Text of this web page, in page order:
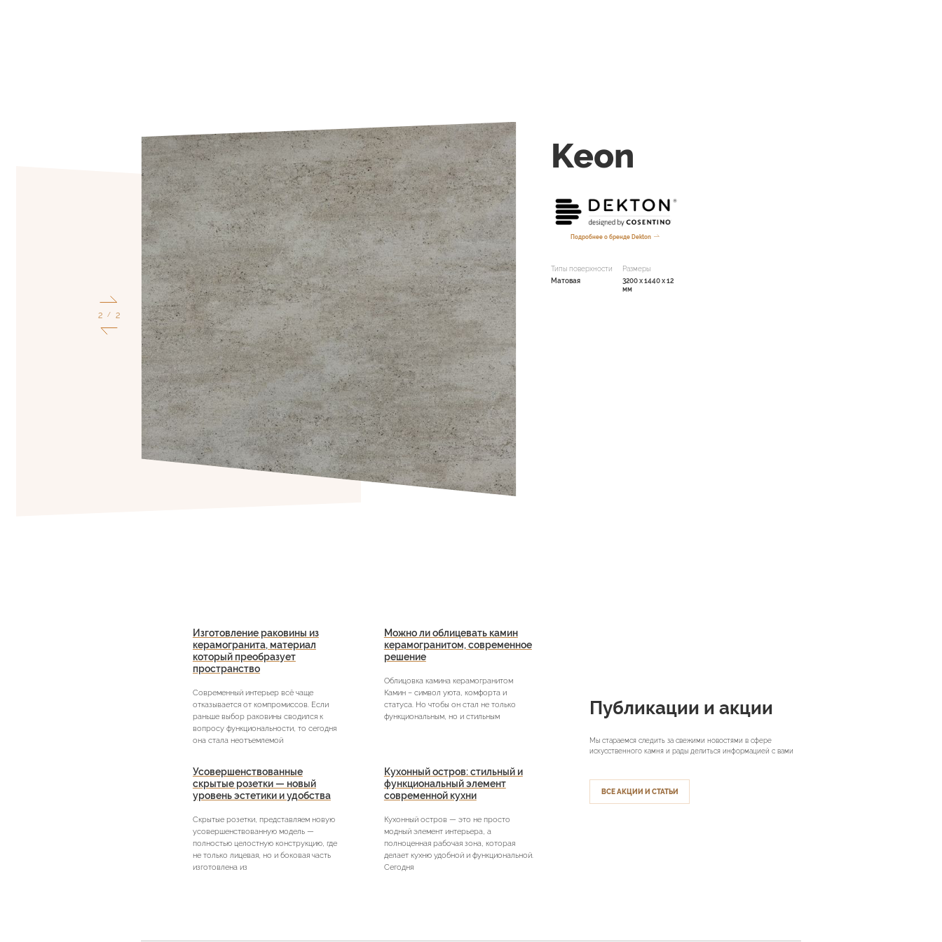
1 / 2
Keon
Подробнее о бренде Dekton
Типы поверхности
Матовая
Размеры
3200 x 1440 x 12
мм
Публикации и акции
Мы стараемся следить за свежими новостями в сфере
искусственного камня и рады делиться информацией с вами
ВСЕ АКЦИИ И СТАТЬИ
Изготовление раковины из
керамогранита, материал
который преобразует
пространство
Современный интерьер всё чаще
отказывается от компромиссов. Если
раньше выбор раковины сводился к
вопросу функциональности, то сегодня
она стала неотъемлемой
Можно ли облицевать камин
керамогранитом, современное
решение
Облицовка камина керамогранитом
Камин – символ уюта, комфорта и
статуса. Но чтобы он стал не только
функциональным, но и стильным
Усовершенствованные
скрытые розетки — новый
уровень эстетики и удобства
Скрытые розетки, представляем новую
усовершенствованную модель —
полностью целостную конструкцию, где
не только лицевая, но и боковая часть
изготовлена из
Кухонный остров: стильный и
функциональный элемент
современной кухни
Кухонный остров — это не просто
модный элемент интерьера, а
полноценная рабочая зона, которая
делает кухню удобной и функциональной.
Сегодня